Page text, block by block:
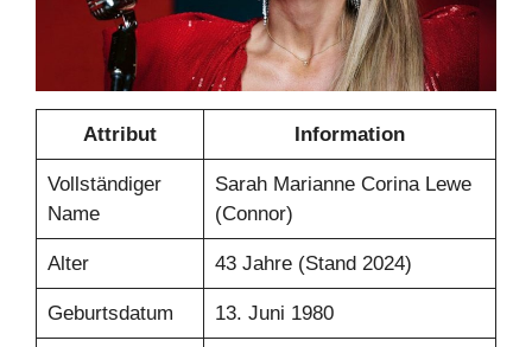
Attribut Information
Vollständiger
Name
Sarah Marianne Corina Lewe
(Connor)
Alter 43 Jahre (Stand 2024)
Geburtsdatum 13. Juni 1980